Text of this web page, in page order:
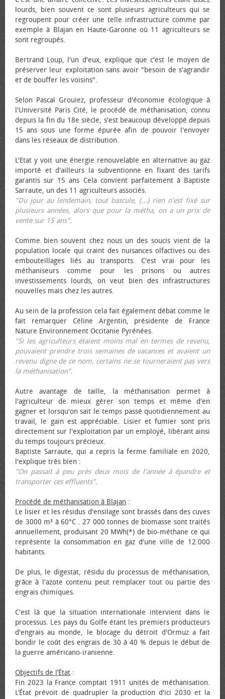
lourds, bien souvent ce sont plusieurs agriculteurs qui se
regroupent pour créer une telle infrastructure comme par
exemple à Blajan en Haute-Garonne où 11 agriculteurs se
sont regroupés.
Bertrand Loup, l'un d'eux, explique que c'est le moyen de
préserver leur exploitation sans avoir "besoin de s'agrandir
et de bouffer les voisins".
Selon Pascal Grouiez, professeur d'économie écologique à
l'Université Paris Cité, le procédé de méthanisation, connu
depuis la fin du 18e siècle, s'est beaucoup développé depuis
15 ans sous une forme épurée afin de pouvoir l'envoyer
dans les réseaux de distribution.
L'Etat y voit une énergie renouvelable en alternative au gaz
importé et d'ailleurs la subventionne en fixant des tarifs
garantis sur 15 ans Cela convient parfaitement à Baptiste
Sarraute, un des 11 agriculteurs associés.
"Du jour au lendemain, tout bascule, (...) rien n'est fixé sur
plusieurs années, alors que pour la métha, on a un prix de
vente sur 15 ans".
Comme bien souvent chez nous un des soucis vient de la
population locale qui craint des nuisances olfactives ou des
embouteillages liés au transports. C'est vrai pour les
méthaniseurs comme pour les prisons ou autres
investissements lourds, on veut bien des infrastructures
nouvelles mais chez les autres.
Au sein de la profession cela fait également débat comme le
fait remarquer Céline Argentin, présidente de France
Nature Environnement Occitanie Pyrénées.
"Si les agriculteurs étaient moins mal en termes de revenu,
pouvaient prendre trois semaines de vacances et avaient un
revenu digne de ce nom, certains ne se tourneraient pas vers
la méthanisation".
Autre avantage de taille, la méthanisation permet à
l'agriculteur de mieux gérer son temps et même d'en
gagner et lorsqu'on sait le temps passé quotidiennement au
travail, le gain est appréciable. Lisier et fumier sont pris
directement sur l'exploitation par un employé, libérant ainsi
du temps toujours précieux.
Baptiste Sarraute, qui a repris la ferme familiale en 2020,
l'explique très bien :
"On passait à peu près deux mois de l'année à épandre et
transporter ces effluents".
Procédé de méthanisation à Blajan :
Le lisier et les résidus d'ensilage sont brassés dans des cuves
de 3000 m³ à 60°C . 27 000 tonnes de biomasse sont traités
annuellement, produisant 20 MWh(*) de bio-méthane ce qui
représente la consommation en gaz d'une ville de 12.000
habitants.
De plus, le digestat, résidu du processus de méthanisation,
grâce à l'azote contenu peut remplacer tout ou partie des
engrais chimiques.
C'est là que la situation internationale intervient dans le
processus. Les pays du Golfe étant les premiers producteurs
d'engrais au monde, le blocage du détroit d'Ormuz a fait
bondir le coût des engrais de 30 à 40 % depuis le début de
la guerre américano-iranienne.
Objectifs de l’État :
Fin 2023 la France comptait 1911 unités de méthanisation.
L’État prévoit de quadrupler la production d'ici 2030 et la